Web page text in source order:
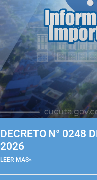
DECRETO N° 0248
2026
LEER MAS»